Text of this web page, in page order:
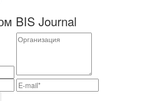
BIS Journal